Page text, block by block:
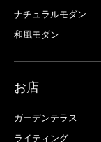
ナチュラルモダン
和風モダン
お店
ガーデンテラス
ライティング